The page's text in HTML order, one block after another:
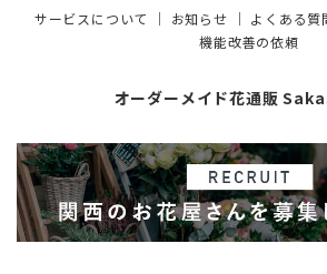
サービスについて ｜ お知らせ ｜ よくある質
機能改善の依頼
オーダーメイド花通販